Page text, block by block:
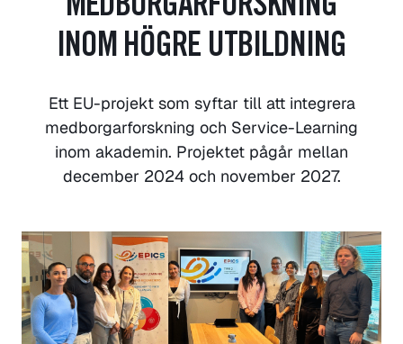
MEDBORGARFORSKNING
INOM HÖGRE UTBILDNING
Ett EU-projekt som syftar till att integrera
medborgarforskning och Service-Learning
inom akademin. Projektet pågår mellan
december 2024 och november 2027.